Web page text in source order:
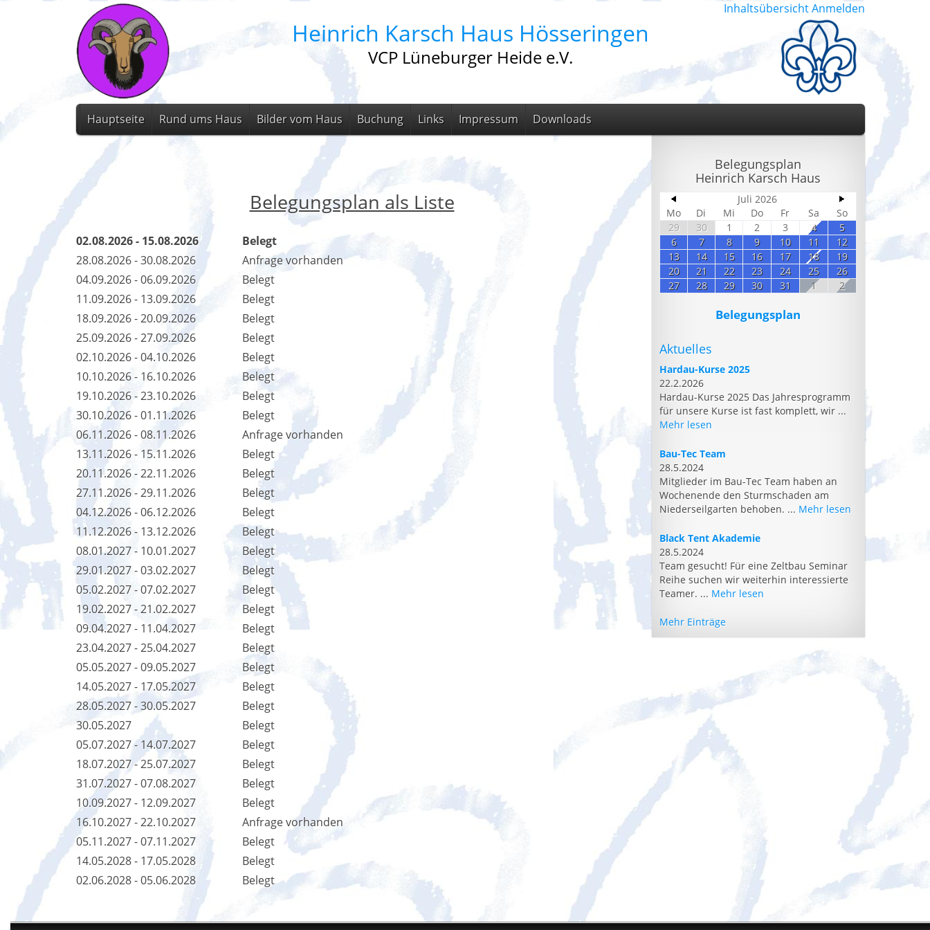
Inhaltsübersicht Anmelden
Heinrich Karsch Haus Hösseringen
VCP Lüneburger Heide e.V.
Hauptseite Rund ums Haus Bilder vom Haus Buchung Links Impressum Downloads
Belegungsplan als Liste
02.08.2026 - 15.08.2026
Belegt
28.08.2026 - 30.08.2026
Anfrage vorhanden
04.09.2026 - 06.09.2026
Belegt
11.09.2026 - 13.09.2026
Belegt
18.09.2026 - 20.09.2026
Belegt
25.09.2026 - 27.09.2026
Belegt
02.10.2026 - 04.10.2026
Belegt
10.10.2026 - 16.10.2026
Belegt
19.10.2026 - 23.10.2026
Belegt
30.10.2026 - 01.11.2026
Belegt
06.11.2026 - 08.11.2026
Anfrage vorhanden
13.11.2026 - 15.11.2026
Belegt
20.11.2026 - 22.11.2026
Belegt
27.11.2026 - 29.11.2026
Belegt
04.12.2026 - 06.12.2026
Belegt
11.12.2026 - 13.12.2026
Belegt
08.01.2027 - 10.01.2027
Belegt
29.01.2027 - 03.02.2027
Belegt
05.02.2027 - 07.02.2027
Belegt
19.02.2027 - 21.02.2027
Belegt
09.04.2027 - 11.04.2027
Belegt
23.04.2027 - 25.04.2027
Belegt
05.05.2027 - 09.05.2027
Belegt
14.05.2027 - 17.05.2027
Belegt
28.05.2027 - 30.05.2027
Belegt
30.05.2027
Belegt
05.07.2027 - 14.07.2027
Belegt
18.07.2027 - 25.07.2027
Belegt
31.07.2027 - 07.08.2027
Belegt
10.09.2027 - 12.09.2027
Belegt
16.10.2027 - 22.10.2027
Anfrage vorhanden
05.11.2027 - 07.11.2027
Belegt
14.05.2028 - 17.05.2028
Belegt
02.06.2028 - 05.06.2028
Belegt
Belegungsplan
Heinrich Karsch Haus
Juli 2026
Mo
Di Mi Do Fr Sa
So
29
30 1 2 3 4
5
6
7 8 9 10 11
12
13
14 15 16 17 18
19
20
21 22 23 24 25
26
27
28 29 30 31 1 2
Belegungsplan
Aktuelles
Hardau-Kurse 2025
22.2.2026
Hardau-Kurse 2025 Das Jahresprogramm
für unsere Kurse ist fast komplett, wir ...
Mehr lesen
Bau-Tec Team
28.5.2024
Mitglieder im Bau-Tec Team haben an
Wochenende den Sturmschaden am
Niederseilgarten behoben. ... Mehr lesen
Black Tent Akademie
28.5.2024
Team gesucht! Für eine Zeltbau Seminar
Reihe suchen wir weiterhin interessierte
Teamer. ... Mehr lesen
Mehr Einträge